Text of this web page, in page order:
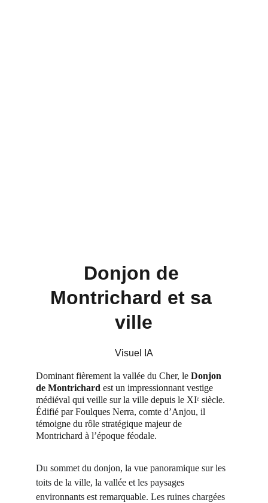
Donjon de
Montrichard et sa
ville
Dominant fièrement la vallée du Cher, le Donjon
de Montrichard est un impressionnant vestige
médiéval qui veille sur la ville depuis le XIᵉ siècle.
Édifié par Foulques Nerra, comte d’Anjou, il
témoigne du rôle stratégique majeur de
Montrichard à l’époque féodale.
Du sommet du donjon, la vue panoramique sur les
toits de la ville, la vallée et les paysages
environnants est remarquable. Les ruines chargées
Visuel IA